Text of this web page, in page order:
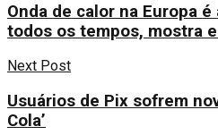
Onda de calor na Europa
todos os tempos, mostra
Next Post
Usuários de Pix sofrem
Cola’